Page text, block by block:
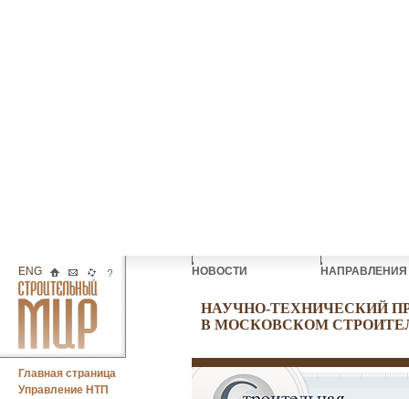
ENG НОВОСТИ НАПРАВЛЕНИЯ
НАУЧНО-ТЕХНИЧЕСКИЙ
В МОСКОВСКОМ
Главная страница
Управление НТП